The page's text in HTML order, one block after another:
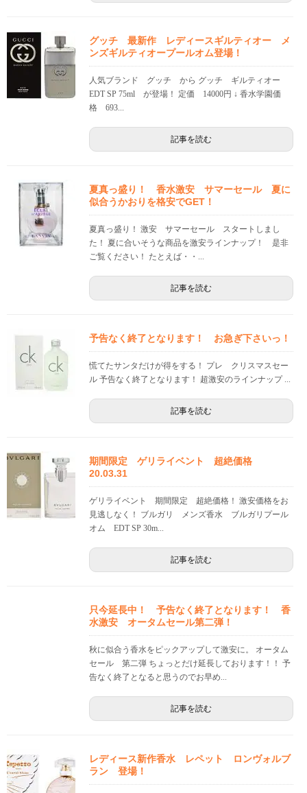
グッチ 最新作 レディースギルティオー メ
ンズギルティオープールオム登場！
人気ブランド グッチ から グッチ ギルティオー
EDT SP 75ml が登場！ 定価 14000円 ↓ 香水学園価
格 693...
記事を読む
夏真っ盛り！ 香水激安 サマーセール 夏に
似合うかおりを格安でGET！
夏真っ盛り！ 激安 サマーセール スタートしまし
た！ 夏に合いそうな商品を激安ラインナップ！ 是非
ご覧ください！ たとえば・・...
記事を読む
予告なく終了となります！ お急ぎ下さいっ！
慌てたサンタだけが得をする！ プレ クリスマスセー
ル 予告なく終了となります！ 超激安のラインナップ ...
記事を読む
期間限定 ゲリライベント 超絶価格
20.03.31
ゲリライベント 期間限定 超絶価格！ 激安価格をお
見逃しなく！ ブルガリ メンズ香水 ブルガリプール
オム EDT SP 30m...
記事を読む
只今延長中！ 予告なく終了となります！ 香
水激安 オータムセール第二弾！
秋に似合う香水をピックアップして激安に。 オータム
セール 第二弾 ちょっとだけ延長しております！！ 予
告なく終了となると思うのでお早め...
記事を読む
レディース新作香水 レペット ロンヴォルブ
ラン 登場！